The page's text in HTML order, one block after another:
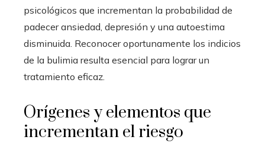
psicológicos que incrementan la probabilidad de
padecer ansiedad, depresión y una autoestima
disminuida. Reconocer oportunamente los indicios
de la bulimia resulta esencial para lograr un
tratamiento eficaz.
Orígenes y elementos que
incrementan el riesgo